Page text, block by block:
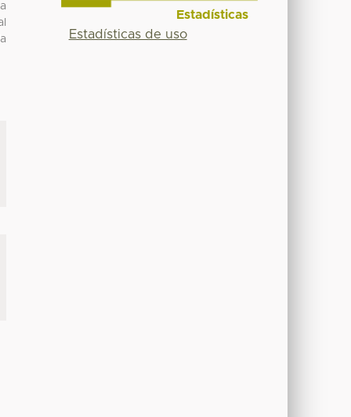
Estadísticas
Estadísticas de uso